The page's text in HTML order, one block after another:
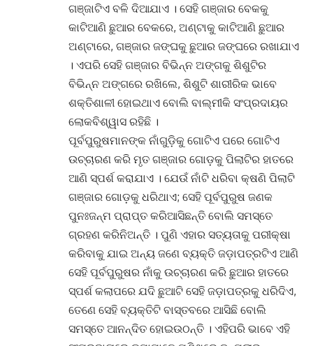
ଗଞ୍ଜାଟିଏ ବଳି ଦିଆଯାଏ । ସେହି ଗଞ୍ଜାର ବେକକୁ
କାଟିଆଣି ଛୁଆର ବେକରେ, ଅଣ୍ଟାକୁ କାଟିଆଣି ଛୁଆର
ଅଣ୍ଟାରେ, ଗଞ୍ଜାର ଜଙ୍ଘକୁ ଛୁଆର ଜଙ୍ଘରେ ରଖାଯାଏ
। ଏପରି ସେହି ଗଞ୍ଜାର ବିଭିନ୍ନ ଅଙ୍ଗକୁ ଶିଶୁଟିର
ବିଭିନ୍ନ ଅଙ୍ଗରେ ରଖିଲେ, ଶିଶୁଟି ଶାରୀରିକ ଭାବେ
ଶକ୍ତିଶାଳୀ ହୋଇଥାଏ ବୋଲି ବାଲ୍ମୀକି ସଂପ୍ରଦାୟର
ଲୋକବିଶ୍ୱାସ ରହିଛି ।
ପୂର୍ବପୁରୁଷମାନଙ୍କ ନାଁଗୁଡ଼ିକୁ ଗୋଟିଏ ପରେ ଗୋଟିଏ
ଉଚ୍ଚାରଣ କରି ମୃତ ଗଞ୍ଜାର ଗୋଡ଼କୁ ପିଲାଟିର ହାତରେ
ଆଣି ସ୍ପର୍ଶ କରାଯାଏ । ଯେଉଁ ନାଁଟି ଧରିବା କ୍ଷଣି ପିଲାଟି
ଗଞ୍ଜାର ଗୋଡ଼କୁ ଧରିଥାଏ; ସେହି ପୂର୍ବପୁରୁଷ ଜଣକ
ପୁନଃଜନ୍ମ ପ୍ରାପ୍ତ କରିଆସିଛନ୍ତି ବୋଲି ସମସ୍ତେ
ଗ୍ରହଣ କରିନିଅନ୍ତି । ପୁଣି ଏହାର ସତ୍ୟତାକୁ ପରୀକ୍ଷା
କରିବାକୁ ଯାଇ ଅନ୍ୟ ଜଣେ ବ୍ୟକ୍ତି ଜଡ଼ାପତ୍ରଟିଏ ଆଣି
ସେହି ପୂର୍ବପୁରୁଷର ନାଁକୁ ଉଚ୍ଚାରଣ କରି ଛୁଆର ହାତରେ
ସ୍ପର୍ଶ କଲାପରେ ଯଦି ଛୁଆଟି ସେହି ଜଡ଼ାପତ୍ରକୁ ଧରିଦିଏ,
ତେଣେ ସେହି ବ୍ୟକ୍ତିଟି ବାସ୍ତବରେ ଆସିଛି ବୋଲି
ସମସ୍ତେ ଆନନ୍ଦିତ ହୋଇଉଠନ୍ତି । ଏହିପରି ଭାବେ ଏହି